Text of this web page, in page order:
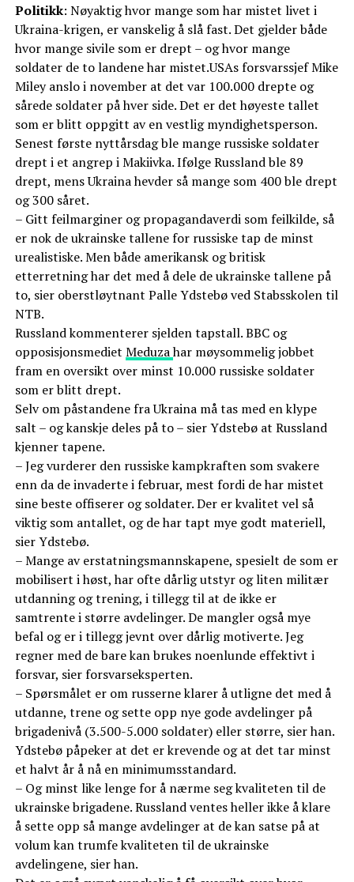
Politikk: Nøyaktig hvor mange som har mistet livet i
Ukraina-krigen, er vanskelig å slå fast. Det gjelder både
hvor mange sivile som er drept – og hvor mange
soldater de to landene har mistet.USAs forsvarssjef Mike
Miley anslo i november at det var 100.000 drepte og
sårede soldater på hver side. Det er det høyeste tallet
som er blitt oppgitt av en vestlig myndighetsperson.
Senest første nyttårsdag ble mange russiske soldater
drept i et angrep i Makiivka. Ifølge Russland ble 89
drept, mens Ukraina hevder så mange som 400 ble drept
og 300 såret.
– Gitt feilmarginer og propagandaverdi som feilkilde, så
er nok de ukrainske tallene for russiske tap de minst
urealistiske. Men både amerikansk og britisk
etterretning har det med å dele de ukrainske tallene på
to, sier oberstløytnant Palle Ydstebø ved Stabsskolen til
NTB.
Russland kommenterer sjelden tapstall. BBC og
opposisjonsmediet Meduzahar møysommelig jobbet
fram en oversikt over minst 10.000 russiske soldater
som er blitt drept.
Selv om påstandene fra Ukraina må tas med en klype
salt – og kanskje deles på to – sier Ydstebø at Russland
kjenner tapene.
– Jeg vurderer den russiske kampkraften som svakere
enn da de invaderte i februar, mest fordi de har mistet
sine beste offiserer og soldater. Der er kvalitet vel så
viktig som antallet, og de har tapt mye godt materiell,
sier Ydstebø.
– Mange av erstatningsmannskapene, spesielt de som er
mobilisert i høst, har ofte dårlig utstyr og liten militær
utdanning og trening, i tillegg til at de ikke er
samtrente i større avdelinger. De mangler også mye
befal og er i tillegg jevnt over dårlig motiverte. Jeg
regner med de bare kan brukes noenlunde effektivt i
forsvar, sier forsvarseksperten.
– Spørsmålet er om russerne klarer å utligne det med å
utdanne, trene og sette opp nye gode avdelinger på
brigadenivå (3.500-5.000 soldater) eller større, sier han.
Ydstebø påpeker at det er krevende og at det tar minst
et halvt år å nå en minimumsstandard.
– Og minst like lenge for å nærme seg kvaliteten til de
ukrainske brigadene. Russland ventes heller ikke å klare
å sette opp så mange avdelinger at de kan satse på at
volum kan trumfe kvaliteten til de ukrainske
avdelingene, sier han.